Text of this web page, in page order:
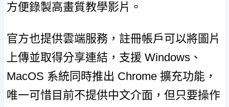
方便錄製高畫質教學影片。
官方也提供雲端服務，註冊帳戶可以將圖片
上傳並取得分享連結，支援 Windows、
MacOS 系統同時推出 Chrome 擴充功能，
唯一可惜目前不提供中文介面，但只要操作